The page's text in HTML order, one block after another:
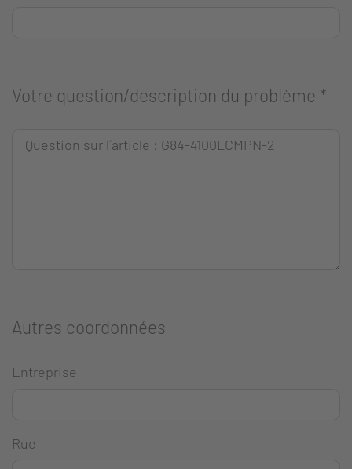
Votre question/description du problème *
Autres coordonnées
Entreprise
Rue